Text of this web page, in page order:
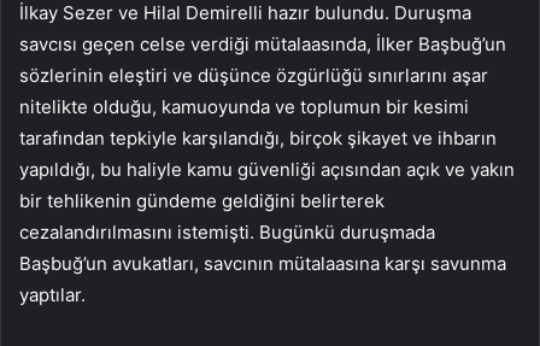
İlkay Sezer ve Hilal Demirelli hazır bulundu. Duruşma
savcısı geçen celse verdiği mütalaasında, İlker Başbuğ’un
sözlerinin eleştiri ve düşünce özgürlüğü sınırlarını aşar
nitelikte olduğu, kamuoyunda ve toplumun bir kesimi
tarafından tepkiyle karşılandığı, birçok şikayet ve ihbarın
yapıldığı, bu haliyle kamu güvenliği açısından açık ve yakın
bir tehlikenin gündeme geldiğini belirterek
cezalandırılmasını istemişti. Bugünkü duruşmada
Başbuğ’un avukatları, savcının mütalaasına karşı savunma
yaptılar.